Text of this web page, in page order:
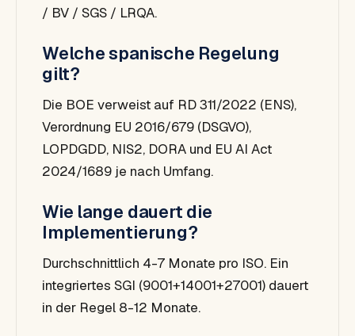
/ BV / SGS / LRQA.
Welche spanische Regelung
gilt?
Die BOE verweist auf RD 311/2022 (ENS),
Verordnung EU 2016/679 (DSGVO),
LOPDGDD, NIS2, DORA und EU AI Act
2024/1689 je nach Umfang.
Wie lange dauert die
Implementierung?
Durchschnittlich 4-7 Monate pro ISO. Ein
integriertes SGI (9001+14001+27001) dauert
in der Regel 8-12 Monate.